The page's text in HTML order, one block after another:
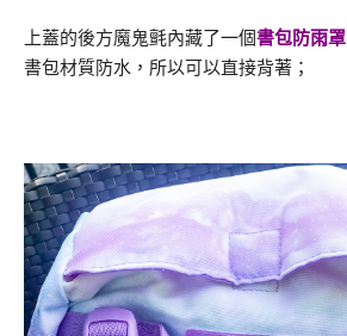
上蓋的後方魔鬼氈內藏了一個書包防雨罩
書包材質防水，所以可以直接背著；